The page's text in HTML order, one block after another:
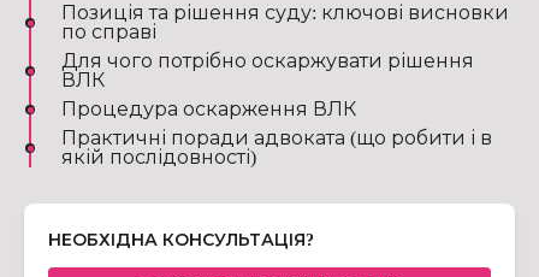
Позиція та рішення суду: ключові висновки
по справі
Для чого потрібно оскаржувати рішення
ВЛК
Процедура оскарження ВЛК
Практичні поради адвоката (що робити і в
якій послідовності)
НЕОБХІДНА КОНСУЛЬТАЦІЯ?